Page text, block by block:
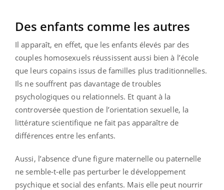
Des enfants comme les autres
Il apparaît, en effet, que les enfants élevés par des
couples homosexuels réussissent aussi bien à l’école
que leurs copains issus de familles plus traditionnelles.
Ils ne souffrent pas davantage de troubles
psychologiques ou relationnels. Et quant à la
controversée question de l’orientation sexuelle, la
littérature scientifique ne fait pas apparaître de
différences entre les enfants.
Aussi, l’absence d’une figure maternelle ou paternelle
ne semble-t-elle pas perturber le développement
psychique et social des enfants. Mais elle peut nourrir